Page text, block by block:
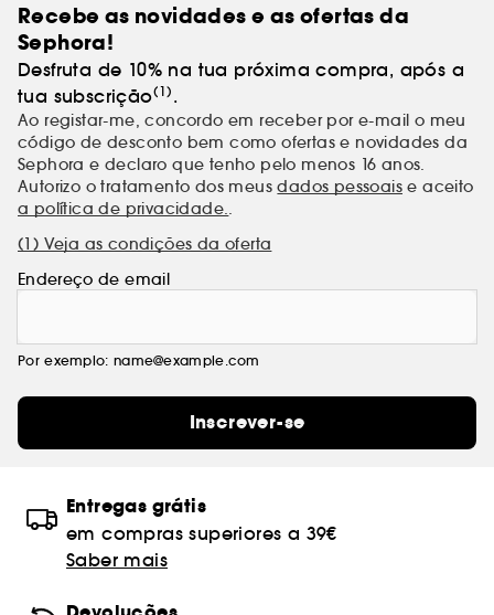
Recebe as novidades e as ofertas da
Sephora!
Desfruta de 10% na tua próxima compra, após a
tua subscrição(1) .
Ao registar-me, concordo em receber por e-mail o meu
código de desconto bem como ofertas e novidades da
Sephora e declaro que tenho pelo menos 16 anos.
Autorizo o tratamento dos meusdados pessoais e aceito
a política de privacidade..
(1) Veja as condições da oferta
Endereço de email
Por exemplo: name@example.com
Inscrever-se
Entregas grátis
em compras superiores a 39€
Saber mais